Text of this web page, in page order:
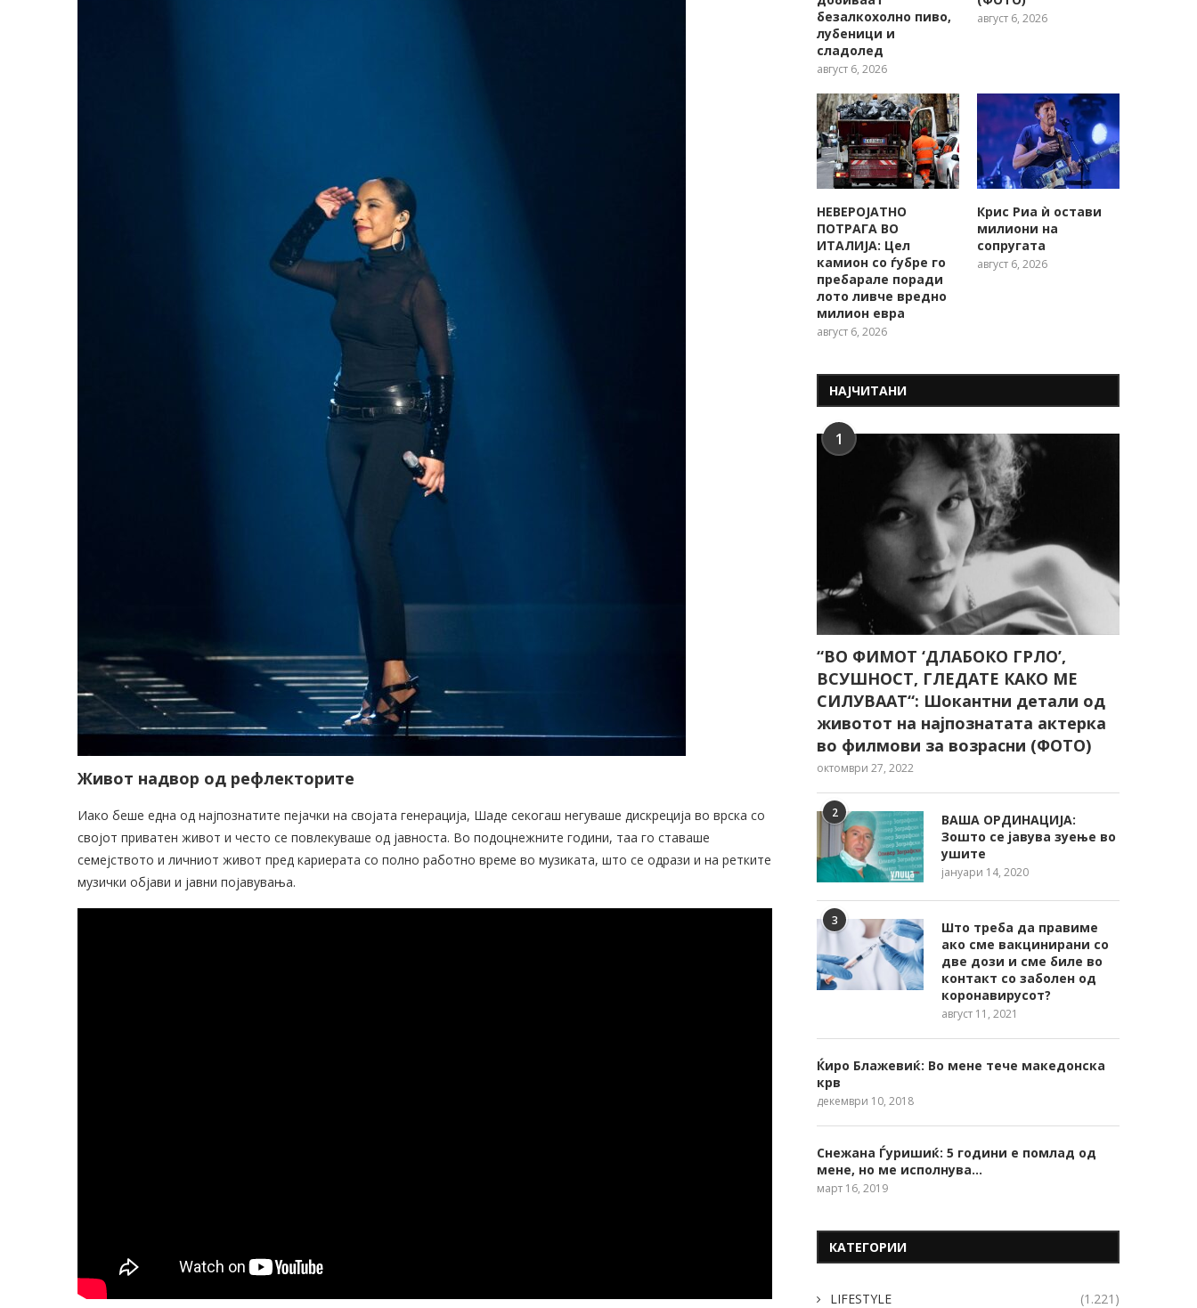
Живот надвор од рефлекторите
Иако беше една од најпознатите пејачки на својата генерација, Шаде секогаш негуваше дискреција во врска со
својот приватен живот и често се повлекуваше од јавноста. Во подоцнежните години, таа го ставаше
семејството и личниот живот пред кариерата со полно работно време во музиката, што се одрази и на ретките
музички објави и јавни појавувања.
безалкохолно пиво,
лубеници и
сладолед
август 6, 2026
август 6, 2026
НЕВЕРОЈАТНО
ПОТРАГА ВО
ИТАЛИЈА: Цел
камион со ѓубре го
пребарале поради
лото ливче вредно
милион евра
август 6, 2026
Крис Риа ѝ остави
милиони на
сопругата
август 6, 2026
НАЈЧИТАНИ
1
“ВО ФИМОТ ‘ДЛАБОКО ГРЛО’,
ВСУШНОСТ, ГЛЕДАТЕ КАКО МЕ
СИЛУВААТ“: Шокантни детали од
животот на најпознатата актерка
во филмови за возрасни (ФОТО)
октомври 27, 2022
2
ВАША ОРДИНАЦИЈА:
Зошто се јавува зуење во
ушите
јануари 14, 2020
3
Што треба да правиме
ако сме вакцинирани со
две дози и сме биле во
контакт со заболен од
коронавирусот?
август 11, 2021
Ќиро Блажевиќ: Во мене тече македонска
крв
декември 10, 2018
Снежана Ѓуришиќ: 5 години е помлад од
мене, но ме исполнува…
март 16, 2019
КАТЕГОРИИ
LIFESTYLE (1.221)